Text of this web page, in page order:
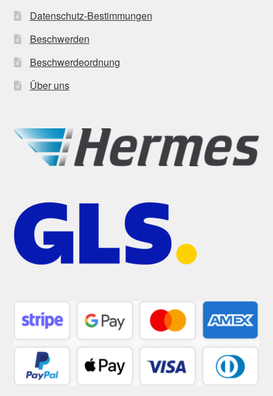
Datenschutz-Bestimmungen
Beschwerden
Beschwerdeordnung
Über uns